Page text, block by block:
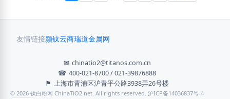
友情链接颜钛云商瑞道金属网
✉ chinatio2@titanos.com.cn
☎ 400-021-8700 / 021-39876888
⚑ 上海市青浦区沪青平公路3938弄26号楼
© 2026 钛白粉网 ChinaTiO2.net. All rights reserved. 沪ICP备14036837号-4